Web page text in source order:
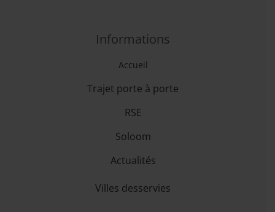
Informations
Accueil
Trajet porte à porte
RSE
Soloom
Actualités
Villes desservies